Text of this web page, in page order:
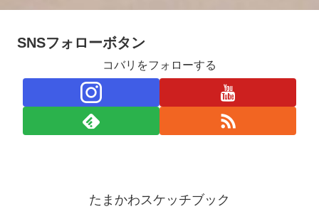
SNSフォローボタン
コバリをフォローする
たまかわスケッチブック